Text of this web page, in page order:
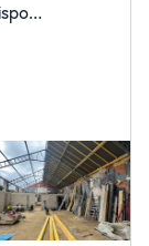
en urgence